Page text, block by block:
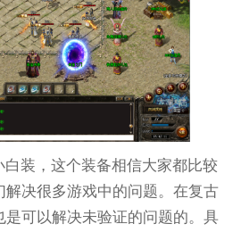
白装，这个装备相信大家都比较
决很多游戏中的问题。在复古
可以解决未验证的问题的。具